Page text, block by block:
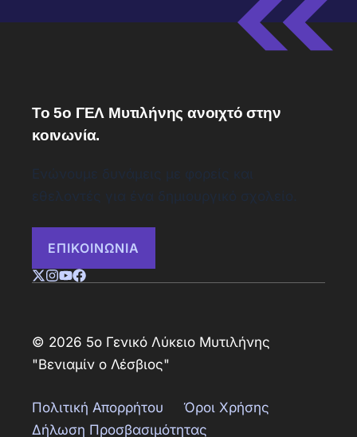
Το 5ο ΓΕΛ Μυτιλήνης ανοιχτό στην
κοινωνία.
Ενώνουμε δυνάμεις με φορείς και
εθελοντές για ένα δημιουργικό σχολείο.
ΕΠΙΚΟΙΝΩΝΙΑ
© 2026 5ο Γενικό Λύκειο Μυτιλήνης
"Βενιαμίν ο Λέσβιος"
Πολιτική Απορρήτου
Όροι Χρήσης
Δήλωση Προσβασιμότητας